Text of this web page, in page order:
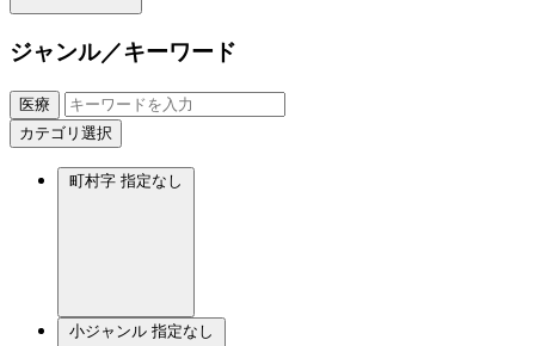
ジャンル／キーワード
医療
カテゴリ選択
町村字 指定なし
小ジャンル 指定なし